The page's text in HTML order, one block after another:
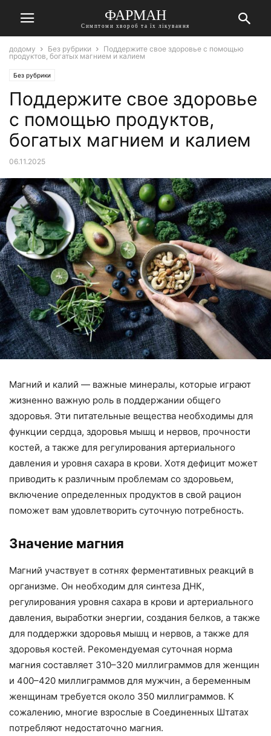
ФАРМАН
Симптоми хвороб та їх лікування
додому Без рубрики
Поддержите свое здоровье с помощью
продуктов, богатых магнием и калием
Без рубрики
Поддержите свое здоровье
с помощью продуктов,
богатых магнием и калием
06.11.2025
Магний и калий — важные минералы, которые играют
жизненно важную роль в поддержании общего
здоровья. Эти питательные вещества необходимы для
функции сердца, здоровья мышц и нервов, прочности
костей, а также для регулирования артериального
давления и уровня сахара в крови. Хотя дефицит может
приводить к различным проблемам со здоровьем,
включение определенных продуктов в свой рацион
поможет вам удовлетворить суточную потребность.
Значение магния
Магний участвует в сотнях ферментативных реакций в
организме. Он необходим для синтеза ДНК,
регулирования уровня сахара в крови и артериального
давления, выработки энергии, создания белков, а также
для поддержки здоровья мышц и нервов, а также для
здоровья костей. Рекомендуемая суточная норма
магния составляет 310–320 миллиграммов для женщин
и 400–420 миллиграммов для мужчин, а беременным
женщинам требуется около 350 миллиграммов. К
сожалению, многие взрослые в Соединенных Штатах
потребляют недостаточно магния.